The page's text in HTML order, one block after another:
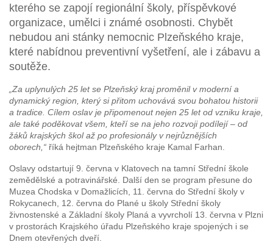
kterého se zapojí regionální školy, příspěvkové
organizace, umělci i známé osobnosti. Chybět
nebudou ani stánky nemocnic Plzeňského kraje,
které nabídnou preventivní vyšetření, ale i zábavu a
soutěže.
„Za uplynulých 25 let se Plzeňský kraj proměnil v moderní a
dynamický region, který si přitom uchovává svou bohatou historii
a tradice. Cílem oslav je připomenout nejen 25 let od vzniku kraje,
ale také poděkovat všem, kteří se na jeho rozvoji podílejí – od
žáků krajských škol až po profesionály v nejrůznějších
oborech,“ říká hejtman Plzeňského kraje Kamal Farhan.
Oslavy odstartují 9. června v Klatovech na tamní Střední škole
zemědělské a potravinářské. Další den se program přesune do
Muzea Chodska v Domažlicích, 11. června do Střední školy v
Rokycanech, 12. června do Plané u školy Střední školy
živnostenské a Základní školy Planá a vyvrcholí 13. června v Plzni
v prostorách Krajského úřadu Plzeňského kraje spojených i se
Dnem otevřených dveří.